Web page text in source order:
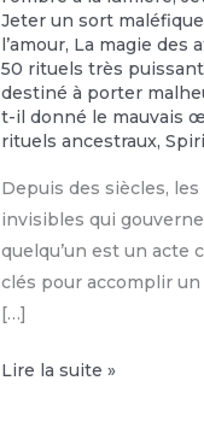
Jeter un sort
l’amour, ‎La magie des
50 rituels très
destiné à porter
t-il donné le mauvais
rituels ancestraux,
Depuis des siècles,
invisibles qui
quelqu’un est un acte
clés pour accomplir
[…]
Jeter
Lire la suite »